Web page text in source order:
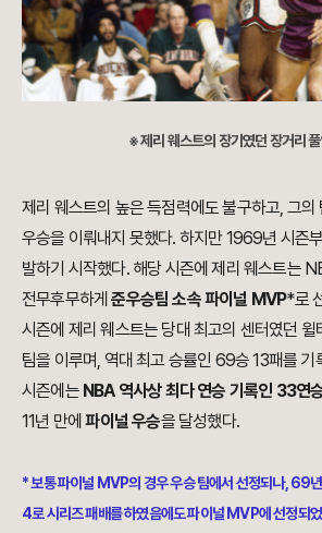
※ 제리 웨스트의 장기였던 장거리 풀
제리 웨스트의 높은 득점력에도 불구하고, 그
우승을 이뤄내지 못했다. 하지만 1969년 시즌
발하기 시작했다. 해당 시즌에 제리 웨스트는
전무후무하게준우승팀 소속 파이널 MVP*로
시즌에 제리 웨스트는 당대 최고의 센터였던 윌
팀을 이루며, 역대 최고 승률인 69승 13패를 기
시즌에는 NBA 역사상 최다 연승 기록인 33연
11년 만에파이널 우승을 달성했다.
* 보통 파이널 MVP의 경우 우승 팀에서 선정되나, 69
4로 시리즈 패배를 하였음에도 파이널 MVP에 선정되